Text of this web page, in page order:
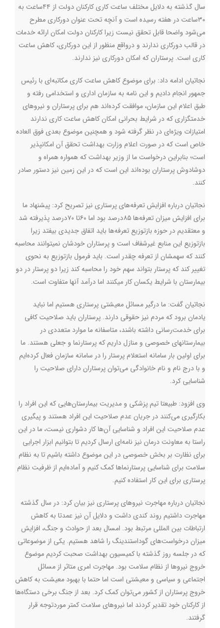
سال گذشته به دلایل مختلف ساعت کاری کارکنان دولت از ۴۴ساعت به
۳۰ساعت در هفته رسیده است و آنچه تحت عنوان دورکاری مطرح
می‌شود واضحا قابل تحقق نیست زیرا کارکنان دولت امکان ارائه خدمات
در قالب دورکاری ندارند و درواقع منظور از این دورکاری، کاهش ساعت
کاری است. پرستاران که امکان دورکاری نیز ندارند.
نجاتیان ادامه داد: برای موضوع کاهش ساعت کاری مکاتبه‌ای با رئیس
جمهور انجام دادیم و این نامه به سازمان اداری و استخدامی رفته و
طبق اعلام این سازمان، موافقت کرده‌اند هم برای پرستاران و نیروهای
خدمتگزاری که در شرایط بحرانی امکان کاهش ساعت کاری ندارند
امتیازات ویژه‌ای در نظر گرفته شود و همچنین موضوع بعدی فوق العاده
خاص است که در صورت اعلام وزارت بهداشت تحقق آن امکانپذیر
است؛ بنابراین درخواست ما از وزیر بهداشت که همواره همراه و
دوشادوش پرستاران بوده‌اند این است که در این زمین نیز دستور صادر
کنند.
نجاتیان درباره افزایش تعرفه‌های پرستاری نیز تصریح کرد: پیشنهاد ما
برای افزایش میزان تعرفه‌ها ۸۵درصد بود اما ۶۰تا ۷۰درصد پذیرفته شد
و معتقدیم در حوزه بازتوزیع تعرفه‌ها باید اتفاق جدیدی بیفتد زیرا
بازتوزیع این منابع غیرشفاف است و پرستاران خودشان نمیتوانند محاسبه
کنند که سهمشان از تعرفه چقدر است. باید فرمول بازتوزیع به نحوی
تغییر کند که پرستار بتواند سهم خود را محاسبه کند زیرا دو پرستار در دو
بیمارستان با شرایط یکسان کار میکنند اما درآمد آنها متفاوت است.
نجاتیان گفت: ما درگیر مسائل معیشتی پرستاری هستیم اما نباید
یادمان برود که مردم نیز حقوقی دارند. پرستاران باید صلاحیت کافی
برای خدمت‌رسانی داشته باشند، متاسفانه ما موارد متعددی در
بیمارستانهای خصوصی و منازل داریم که پرستارنما و جعلی هستند. ما
برای اولین بار سامانه استعلام پرستار را در سامانه سازمان فعال کرده‌ایم
و با درج نام و نام خانوادگی می‌توان پرستاران دارای صلاحیت را
شناسایی کرد.
وی افزود: طبیعتا تیم پزشکی و مدیریت بیمارستان‌هایی که این افراد را
بکارگیری می‌کنند در جریان عدم صلاحیت این افراد هستند و پیگیری
عدم صلاحیت این افراد و شناسایی آن‌ها کار دشواری نیست، ما در این
راستا به معاونت درمان نیز نامه‌ای ارسال کردیم تا بتوانیم ابزار اجرایی
برای نظارت بر بخش خصوصی در این موضوع داشته باشیم تا به نظام
سلامت برای شناسایی پرستارنماها کمک کنیم و ‌آماده‌ایم از ظرفیت نظام
پرستاری برای این کار استفاده کنیم.
نجاتیان درباره مهاجرت نیروهای پرستاری نیز بیان کرد: در سال گذشته
مهاجرت داشتیم روند کندی داشت و دلایل آن نیز عمدتا به کاهش
ارتباطات بین المللی مرتبط بود. امسال بعد از حوادث و جنگ، افزایش
میزان درخواست‌های گوداستندینگ را شاهد هستیم. یکی از موضوعاتی
که در جلسه روز گذشته با کمیسیون بهداشت صحبت کردیم موضوع
خروج نیروها از نظام سلامت بود‌. مهاجرت امری متاثر از مسائل
اجتماعی و سیاسی و معیشتی است اما حتما با بهبود معیشت به کاهش
خروج پرستاران از کشور می‌توان کمک کرد. بعد از جنگ برخی دستگاه‌ها
از کارکنان خود تقدیر کردند اما نیروهای سلامت کمتر موردتوجه قرار
گرفتند.